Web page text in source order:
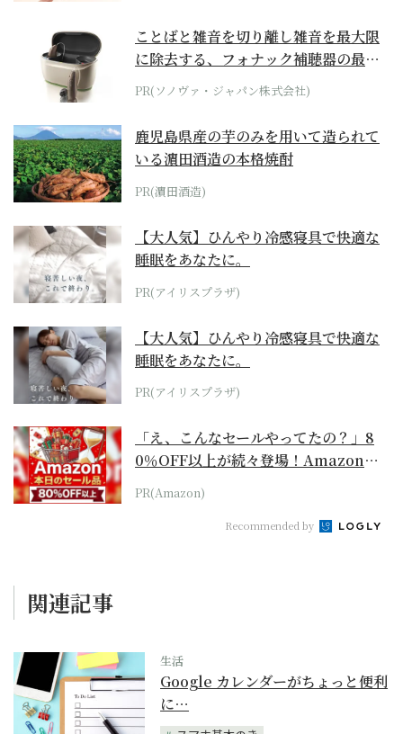
ことばと雑音を切り離し雑音を最大限
に除去する、フォナック補聴器の最上
位モデル
PR(ソノヴァ・ジャパン株式会社)
鹿児島県産の芋のみを用いて造られて
いる濵田酒造の本格焼酎
PR(濵田酒造)
【大人気】ひんやり冷感寝具で快適な
睡眠をあなたに。
PR(アイリスプラザ)
【大人気】ひんやり冷感寝具で快適な
睡眠をあなたに。
PR(アイリスプラザ)
「え、こんなセールやってたの？」8
0％OFF以上が続々登場！Amazonの
本気が...
PR(Amazon)
Recommended by
関連記事
生活
Google カレンダーがちょっと便利
に…